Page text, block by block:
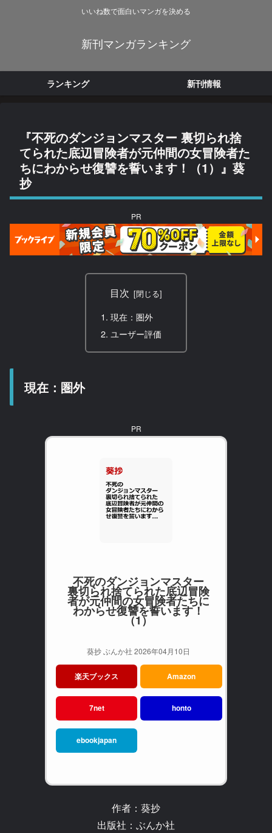
いいね数で面白いマンガを決める
新刊マンガランキング
ランキング 新刊情報
『不死のダンジョンマスター 裏切られ捨
てられた底辺冒険者が元仲間の女冒険者た
ちにわからせ復讐を誓います！（1）』葵
抄
PR
目次
現在：圏外
ユーザー評価
現在：圏外
PR
不死のダンジョンマスター
裏切られ捨てられた底辺冒険
者が元仲間の女冒険者たちに
わからせ復讐を誓います！
（1）
葵抄 ぶんか社 2026年04月10日
楽天ブックス Amazon
7net honto
ebookjapan
作者：葵抄
出版社：ぶんか社